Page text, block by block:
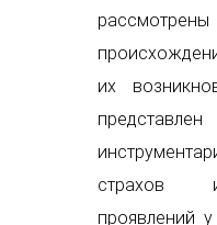
их
страхов
проявлений у